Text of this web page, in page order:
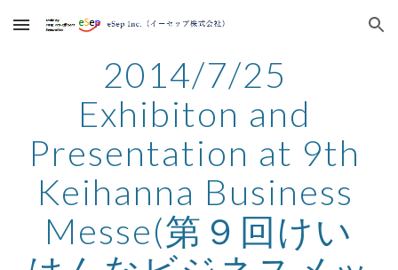
Skip to main content Skip to navigation
2014/7/25
Exhibiton and
Presentation at 9th
Keihanna Business
Messe(第９回けい